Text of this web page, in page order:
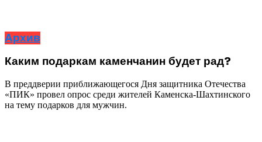
Архив
Каким подаркам каменчанин будет рад?
В преддверии приближающегося Дня защитника Отечества
«ПИК» провел опрос среди жителей Каменска-Шахтинского
на тему подарков для мужчин.